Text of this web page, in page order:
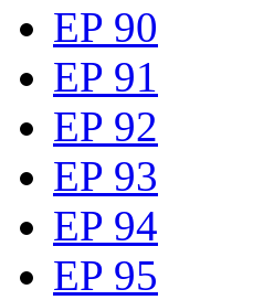
EP 90
EP 91
EP 92
EP 93
EP 94
EP 95